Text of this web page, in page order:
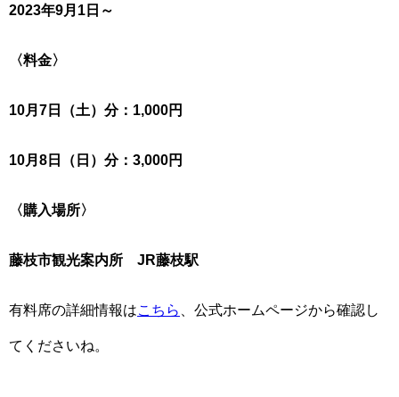
2023年9月1日～
〈料金〉
10月7日（土）分：1,000円
10月8日（日）分：3,000円
〈購入場所〉
藤枝市観光案内所 JR藤枝駅
有料席の詳細情報は こちら 、公式ホームページから確認し
てくださいね。